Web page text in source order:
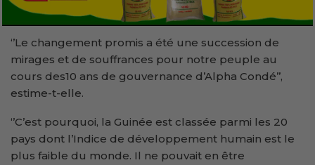
‘’Le changement promis a été une succession de
mirages et de souffrances pour notre peuple au
cours des10 ans de gouvernance d’Alpha Condé’’,
estime-t-elle.
‘’C’est pourquoi, la Guinée est classée parmi les 20
pays dont l’Indice de développement humain est le
plus faible du monde. Il ne pouvait en être